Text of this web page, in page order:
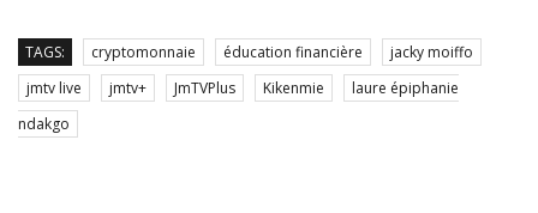
TAGS: cryptomonnaie éducation financière
jacky moiffo
jmtv live
jmtv+ JmTVPlus Kikenmie
laure épiphanie
ndakgo